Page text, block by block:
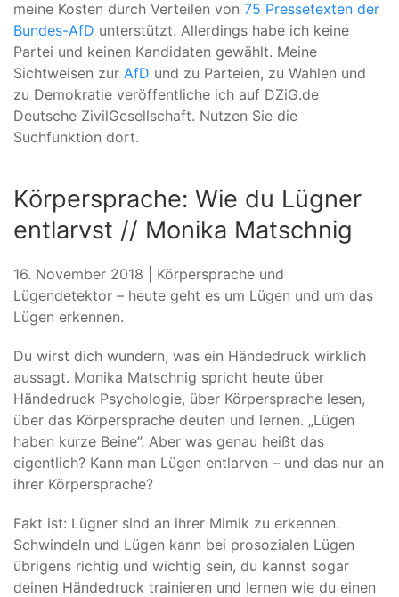
meine Kosten durch Verteilen von 75 Pressetexten der
Bundes-AfD unterstützt. Allerdings habe ich keine
Partei und keinen Kandidaten gewählt. Meine
Sichtweisen zur AfD und zu Parteien, zu Wahlen und
zu Demokratie veröffentliche ich auf DZiG.de
Deutsche ZivilGesellschaft. Nutzen Sie die
Suchfunktion dort.
Körpersprache: Wie du Lügner
entlarvst // Monika Matschnig
16. November 2018 | Körpersprache und
Lügendetektor – heute geht es um Lügen und um das
Lügen erkennen.
Du wirst dich wundern, was ein Händedruck wirklich
aussagt. Monika Matschnig spricht heute über
Händedruck Psychologie, über Körpersprache lesen,
über das Körpersprache deuten und lernen. „Lügen
haben kurze Beine”. Aber was genau heißt das
eigentlich? Kann man Lügen entlarven – und das nur an
ihrer Körpersprache?
Fakt ist: Lügner sind an ihrer Mimik zu erkennen.
Schwindeln und Lügen kann bei prosozialen Lügen
übrigens richtig und wichtig sein, du kannst sogar
deinen Händedruck trainieren und lernen wie du einen